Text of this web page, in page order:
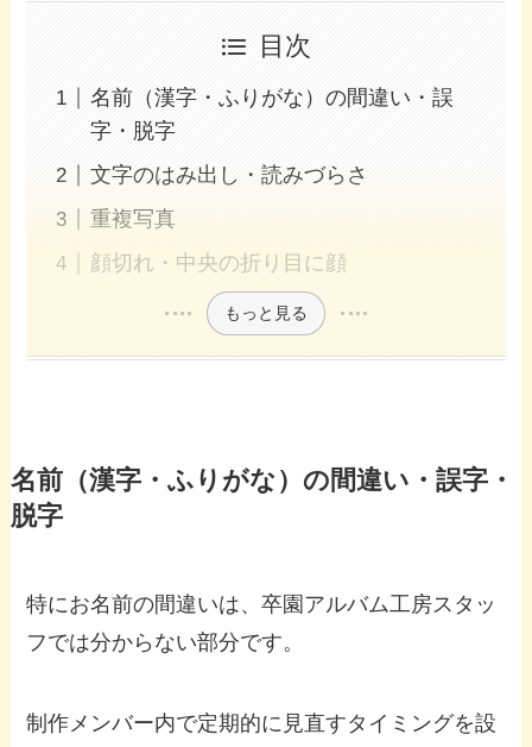
目次
名前（漢字・ふりがな）の間違い・誤
字・脱字
文字のはみ出し・読みづらさ
重複写真
顔切れ・中央の折り目に顔
もっと見る
名前（漢字・ふりがな）の間違い・誤字・
脱字
特にお名前の間違いは、卒園アルバム工房スタッ
フでは分からない部分です。
制作メンバー内で定期的に見直すタイミングを設